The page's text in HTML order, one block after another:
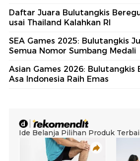
Daftar Juara Bulutangkis
usai Thailand Kalahkan RI
SEA Games 2025: Bulutangkis
Semua Nomor Sumbang Medali
Asian Games 2026: Bulutangkis
Asa Indonesia Raih Emas